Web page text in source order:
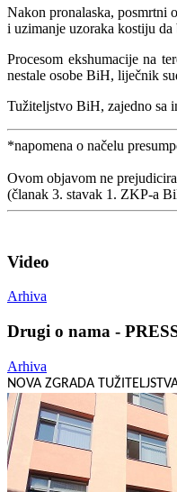
Nakon pronalaska, posmrtni
i uzimanje uzoraka kostiju
Procesom ekshumacije na
nestale osobe BiH, liječnik
Tužiteljstvo BiH, zajedno sa
*napomena o načelu
Ovom objavom ne
(članak 3. stavak 1. ZKP-a
Video
Arhiva
Drugi o nama -
Arhiva
NOVA ZGRADA